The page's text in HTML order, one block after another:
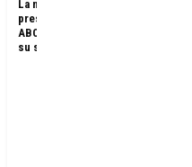
La nueva
presidenta de
ABC dice que es
su sueño